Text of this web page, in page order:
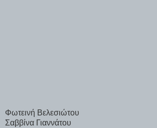
Φωτεινή Βελεσιώτου
Σαββίνα Γιαννάτου